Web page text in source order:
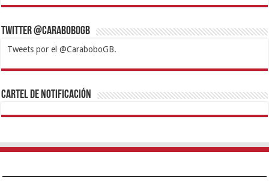
Twitter @CaraboboGB
Tweets por el @CaraboboGB.
1xbetBetturkeyBetistKralbetSupertotobetTipobetMatadorbetMariobet
https://mvbcasino.com/
Cartel de Notificación